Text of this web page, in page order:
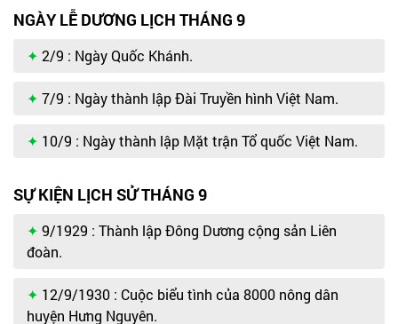
NGÀY LỄ DƯƠNG LỊCH THÁNG 9
2/9 : Ngày Quốc Khánh.
7/9 : Ngày thành lập Đài Truyền hình Việt Nam.
10/9 : Ngày thành lập Mặt trận Tổ quốc Việt Nam.
SỰ KIỆN LỊCH SỬ THÁNG 9
9/1929 : Thành lập Đông Dương cộng sản Liên
đoàn.
12/9/1930 : Cuộc biểu tình của 8000 nông dân
huyện Hưng Nguyên.